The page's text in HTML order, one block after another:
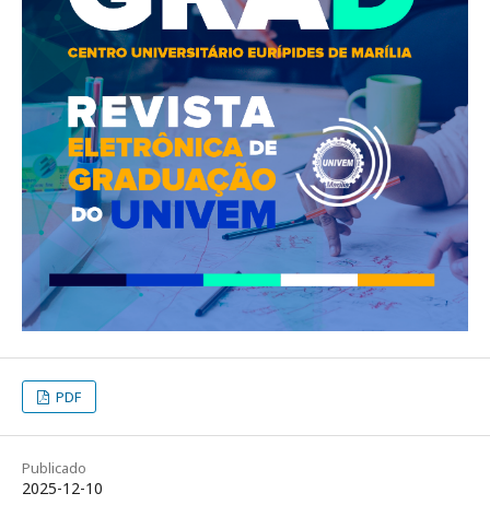
PDF
Publicado
2025-12-10